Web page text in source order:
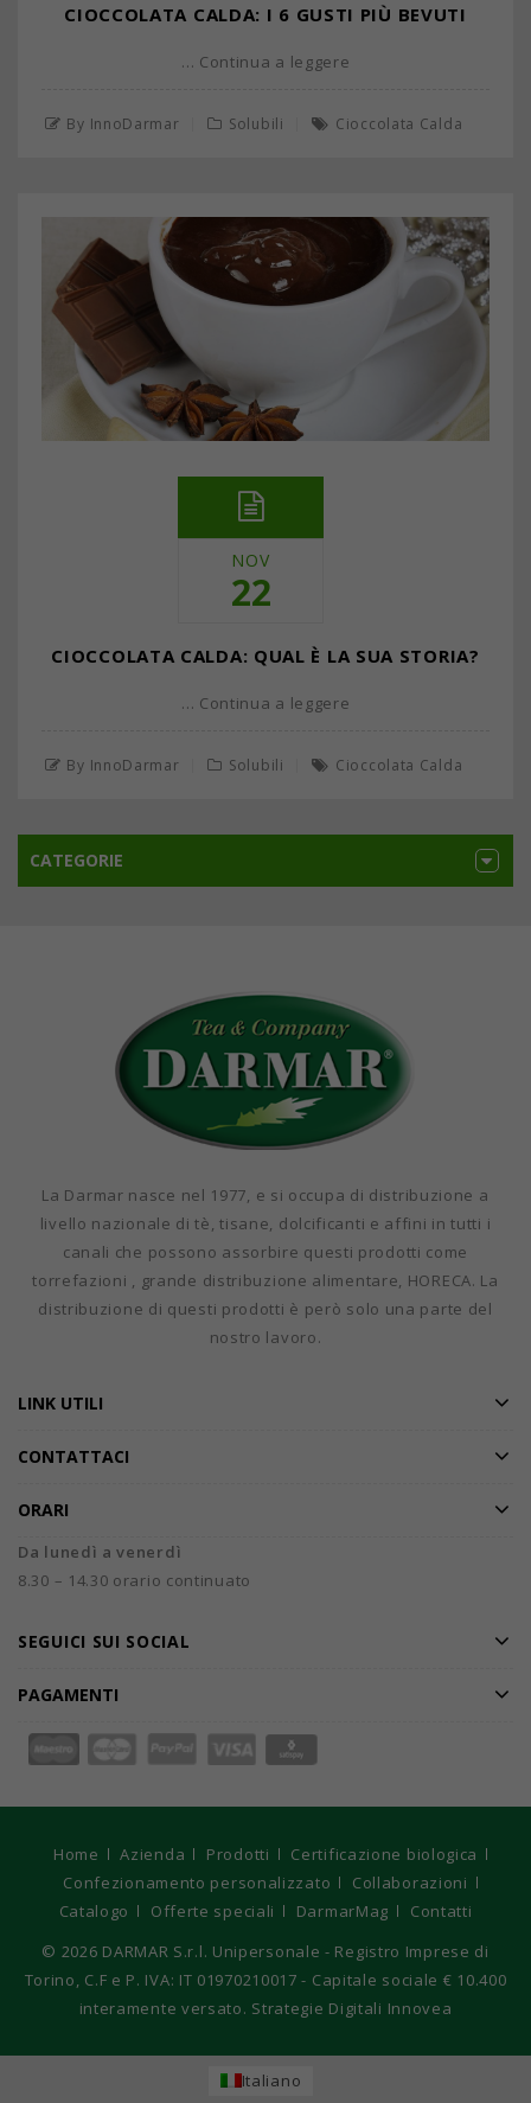
CIOCCOLATA CALDA: I 6 GUSTI PIÙ BEVUTI
… Continua a leggere
By InnoDarmar Solubili Cioccolata Calda
NOV
22
CIOCCOLATA CALDA: QUAL È LA SUA STORIA?
… Continua a leggere
By InnoDarmar Solubili Cioccolata Calda
CATEGORIE
La Darmar nasce nel 1977, e si occupa di distribuzione a
livello nazionale di tè, tisane, dolcificanti e affini in tutti i
canali che possono assorbire questi prodotti come
torrefazioni , grande distribuzione alimentare, HORECA. La
distribuzione di questi prodotti è però solo una parte del
nostro lavoro.
LINK UTILI
CONTATTACI
ORARI
Da lunedì a venerdì
8.30 – 14.30 orario continuato
SEGUICI SUI SOCIAL
PAGAMENTI
Home Azienda Prodotti
Certificazione biologica
Confezionamento personalizzato
Collaborazioni
Catalogo
Offerte speciali DarmarMag
Contatti
© 2026 DARMAR S.r.l. Unipersonale - Registro Imprese di
Torino, C.F e P. IVA: IT 01970210017 - Capitale sociale € 10.400
interamente versato. Strategie Digitali Innovea
Italiano